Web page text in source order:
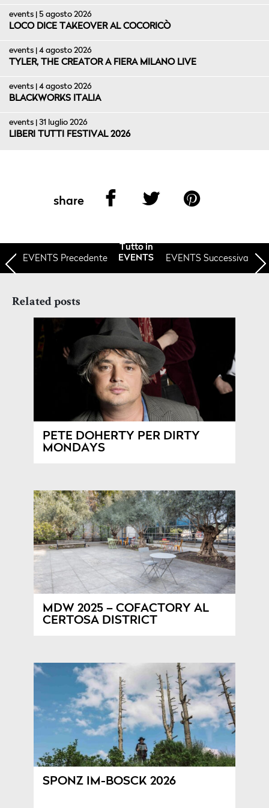
events | 5 agosto 2026
LOCO DICE TAKEOVER AL COCORICÒ
events | 4 agosto 2026
TYLER, THE CREATOR A FIERA MILANO LIVE
events | 4 agosto 2026
BLACKWORKS ITALIA
events | 31 luglio 2026
LIBERI TUTTI FESTIVAL 2026
share
EVENTS Precedente
Tutto in
EVENTS
EVENTS Successiva
Related posts
PETE DOHERTY PER DIRTY
MONDAYS
MDW 2025 – COFACTORY AL
CERTOSA DISTRICT
SPONZ IM-BOSCK 2026